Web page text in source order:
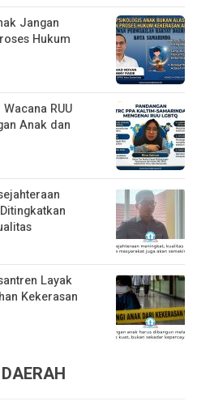
Jangan
Hukum
RUU
Anak dan
Layak
Kekerasan